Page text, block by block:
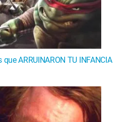
ARRUINARON TU INFANCIA